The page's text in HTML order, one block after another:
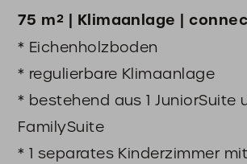
75 m² | Klimaanlage |
* Eichenholzboden
* regulierbare Klimaanlage
* bestehend aus 1 JuniorSuite
FamilySuite
* 1 separates Kinderzimmer